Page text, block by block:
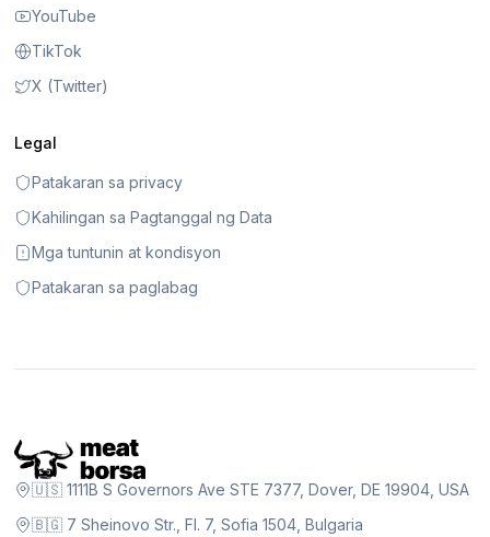
YouTube
TikTok
X (Twitter)
Legal
Patakaran sa privacy
Kahilingan sa Pagtanggal ng Data
Mga tuntunin at kondisyon
Patakaran sa paglabag
🇺🇸 1111B S Governors Ave STE 7377, Dover, DE 19904, USA
🇧🇬 7 Sheinovo Str., Fl. 7, Sofia 1504, Bulgaria